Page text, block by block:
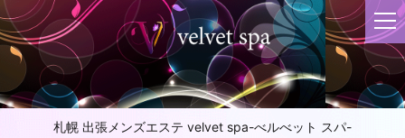
札幌 出張メンズエステ velvet spa-べルべット スパ-
t
o
g
g
l